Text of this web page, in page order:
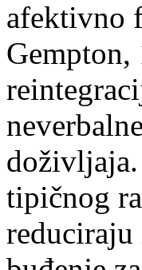
afektivno
Gempton,
doživljaja.
tipičnog